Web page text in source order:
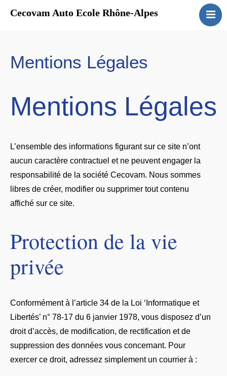
Cecovam Auto Ecole Rhône-Alpes
Que faisons-nous
Financement
Témoignages
Mentions Légales
Mentions Légales
L’ensemble des informations figurant sur ce site n’ont
aucun caractère contractuel et ne peuvent engager la
responsabilité de la société Cecovam. Nous sommes
libres de créer, modifier ou supprimer tout contenu
affiché sur ce site.
Protection de la vie
privée
Conformément à l’article 34 de la Loi ‘Informatique et
Libertés’ n° 78-17 du 6 janvier 1978, vous disposez d’un
droit d’accès, de modification, de rectification et de
suppression des données vous concernant. Pour
exercer ce droit, adressez simplement un courrier à :